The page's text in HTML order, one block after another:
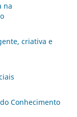
na
criativa e
Conhecimento